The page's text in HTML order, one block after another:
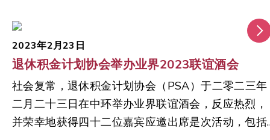
人士更主动管理自己的财务。「积金易」提供了无与
伦比的便利性和透明度，让用家能够作出明智投资决
策及相应调整，以配合其不断改变的投资目标。 而
信息都至关重要。郑先生透露，积金局将推出一系列
宣传和教育活动，包括政府宣传片、媒体访问等，以
提高大众对「积金易」平台的认知，并会为人力资源
人士聚首一堂，场面非常热闹。 退休积金计划协会主
席潘纪虹女士于欢迎辞中，感谢各位对此次晚宴的支
持，晚宴的主题为携手迎接「积金易」。潘女士表
示，「积金易」平台的出现将为强积金制度下的不同
持份者带来众多机遇，保荐人需持续提高基金表现及
提升服务水平，以协助「打工仔」将退休金交予保荐
2023年2月23日
退休积金计划协会举办业界2023联谊酒会
社会复常，退休积金计划协会（PSA）于二零二三年
二月二十三日在中环举办业界联谊酒会，反应热烈，
并荣幸地获得四十二位嘉宾应邀出席是次活动，包括